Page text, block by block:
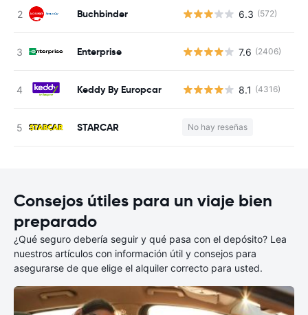
Buchbinder 6.3 (572)
Enterprise 7.6 (2406)
Keddy By Europcar 8.1 (4316)
STARCAR No hay reseñas
Consejos útiles para un viaje bien
preparado
¿Qué seguro debería seguir y qué pasa con el depósito? Lea
nuestros artículos con información útil y consejos para
asegurarse de que elige el alquiler correcto para usted.